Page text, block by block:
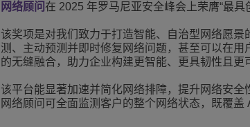
Transportation Solutions
中小型企业 (SMB)
客户
一切
混合
网络管理和安全
ALE办公地点
网络顾问 在 2025 年罗马尼亚安全峰会上荣膺“最具
该奖项是对我们致力于打造智能、自治型网络愿
测、主动预测并即时修复网络问题，甚至可以在
的无缝融合，助力企业构建更智能、更具韧性且更
该平台能显著加速并简化网络排障，提升网络安
网络顾问可全面监测客户的整个网络状态，既覆